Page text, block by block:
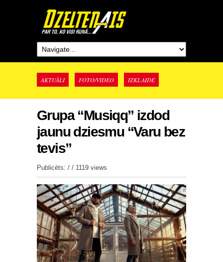
AKTUĀLI FOTO/VIDEO IZKLAIDE
Grupa “Musiqq” izdod
jaunu dziesmu “Varu bez
tevis”
Publicēts: / / 1119 views